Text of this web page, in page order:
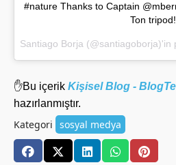
#nature Thanks to Captain
Ton tripod!
Santiago Borja (@santiagoborja)'in
✋Bu içerik Kişisel Blog -
hazırlanmıştır.
Kategori sosyal medya